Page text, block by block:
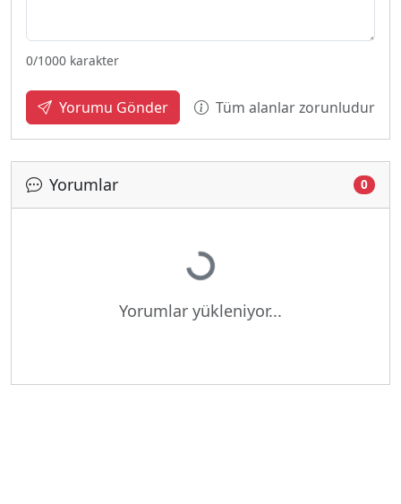
0/1000 karakter
Yorumu Gönder Tüm alanlar zorunludur
Yorumlar 0
Yükleniyor...
Yorumlar yükleniyor...